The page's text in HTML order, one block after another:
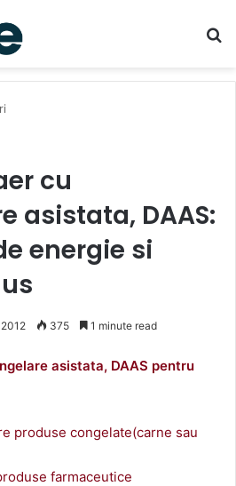
cu
asistata, DAAS:
energie si
375 1 minute read
asistata, DAAS pentru
produse congelate(carne sau
farmaceutice